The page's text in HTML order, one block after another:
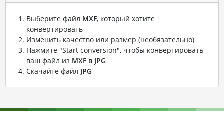
Выберите файл MXF, который хотите
конвертировать
Изменить качество или размер (необязательно)
Нажмите "Start conversion", чтобы конвертировать
ваш файл из MXF в JPG
Скачайте файл JPG